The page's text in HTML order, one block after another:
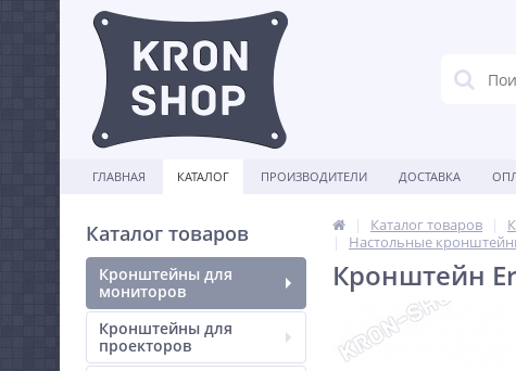
ГЛАВНАЯ КАТАЛОГ ПРОИЗВОДИТЕЛИ ДОСТАВКА
Каталог товаров
Кронштейны для
мониторов
Кронштейны для
проекторов
Каталог товаров
Настольные
Кронштейн